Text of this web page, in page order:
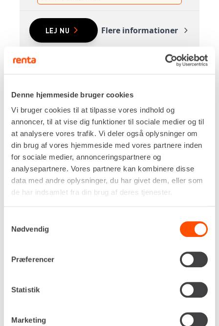
Denne hjemmeside bruger cookies
Vi bruger cookies til at tilpasse vores indhold og
annoncer, til at vise dig funktioner til sociale medier og til
at analysere vores trafik. Vi deler også oplysninger om
din brug af vores hjemmeside med vores partnere inden
for sociale medier, annonceringspartnere og
analysepartnere. Vores partnere kan kombinere disse
data med andre oplysninger, du har givet dem, eller som
de har indsamlet fra din brug af deres tjenester.
Nødvendig
Præferencer
Statistik
Marketing
LEJ NU Flere informationer
ARMERINGSBINDER – Ø20-65 MM
Drivkraft
Ca. 45 min
Ca. 420